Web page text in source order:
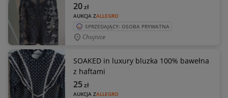
AUKCJA ZALLEGRO
20zł
SPRZEDAJĄCY: OSOBA PRYWATNA
Chojnice
SOAKED in luxury bluzka 100% bawełna
z haftami
AUKCJA ZALLEGRO
25zł